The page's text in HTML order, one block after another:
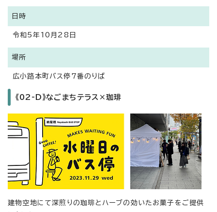
日時
令和5年10月28日
場所
広小路本町バス停7番のりば
《02-D》なごまちテラス×珈琲
建物空地にて深煎りの珈琲とハーブの効いたお菓子をご提供